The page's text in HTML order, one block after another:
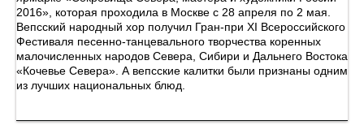
2016», которая проходила в Москве с 28 апреля по 2 мая.
Вепсский народный хор получил Гран-при XI Всероссийского
Фестиваля песенно-танцевального творчества коренных
малочисленных народов Севера, Сибири и Дальнего Востока
«Кочевье Севера». А вепсские калитки были признаны одним
из лучших национальных блюд.